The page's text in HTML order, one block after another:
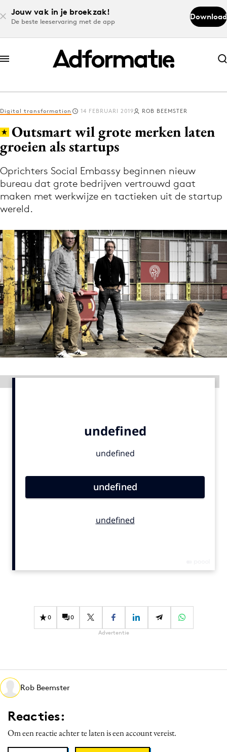
Jouw vak in je broekzak!
De beste leeservaring met de app
Download
Abonneer nu
Abonneer nu
Log in
Download de app
Volg het laatste nieuws via de Adformatie
Nieuws app
Menu
Home
9 sept: GenAI-training
12 nov: MarketingLive!
Adverteren
Events
Vacatures
Campagnes
Design
Effectiviteit
Gedragsverandering
Martech
Media
PR
Programmatic
Digital transformation 14 FEBRUARI 2019 ROB BEEMSTER
Outsmart wil grote merken laten
groeien als startups
Oprichters Social Embassy beginnen nieuw
bureau dat grote bedrijven vertrouwd gaat
maken met werkwijze en tactieken uit de startup
wereld.
0 0
Advertentie
Rob Beemster
Reacties:
Om een reactie achter te laten is een account vereist.